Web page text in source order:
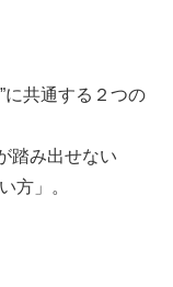
に共通する２つの
踏み出せない
方」。